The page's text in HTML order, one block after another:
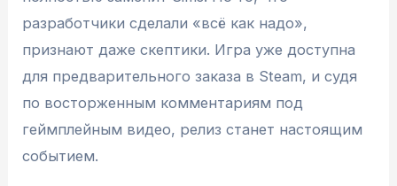
разработчики сделали «всё как надо»,
признают даже скептики. Игра уже доступна
для предварительного заказа в Steam, и судя
по восторженным комментариям под
геймплейным видео, релиз станет настоящим
событием.